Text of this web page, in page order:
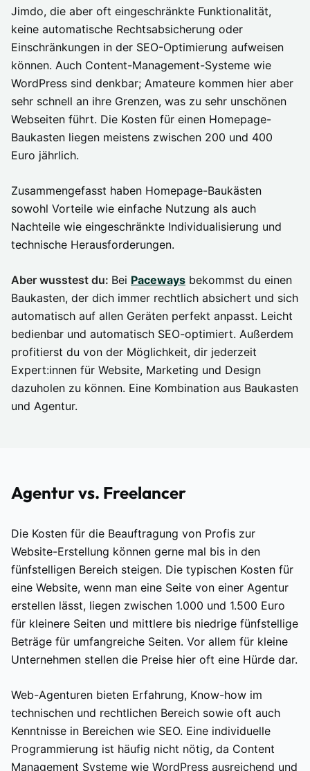
Jimdo, die aber oft eingeschränkte Funktionalität,
keine automatische Rechtsabsicherung oder
Einschränkungen in der SEO-Optimierung aufweisen
können. Auch Content-Management-Systeme wie
WordPress sind denkbar; Amateure kommen hier aber
sehr schnell an ihre Grenzen, was zu sehr unschönen
Webseiten führt. Die Kosten für einen Homepage-
Baukasten liegen meistens zwischen 200 und 400
Euro jährlich.
Zusammengefasst haben Homepage-Baukästen
sowohl Vorteile wie einfache Nutzung als auch
Nachteile wie eingeschränkte Individualisierung und
technische Herausforderungen.
Aber wusstest du: Bei Paceways bekommst du einen
Baukasten, der dich immer rechtlich absichert und sich
automatisch auf allen Geräten perfekt anpasst. Leicht
bedienbar und automatisch SEO-optimiert. Außerdem
profitierst du von der Möglichkeit, dir jederzeit
Expert:innen für Website, Marketing und Design
dazuholen zu können. Eine Kombination aus Baukasten
und Agentur.
Agentur vs. Freelancer
Die Kosten für die Beauftragung von Profis zur
Website-Erstellung können gerne mal bis in den
fünfstelligen Bereich steigen. Die typischen Kosten für
eine Website, wenn man eine Seite von einer Agentur
erstellen lässt, liegen zwischen 1.000 und 1.500 Euro
für kleinere Seiten und mittlere bis niedrige fünfstellige
Beträge für umfangreiche Seiten. Vor allem für kleine
Unternehmen stellen die Preise hier oft eine Hürde dar.
Web-Agenturen bieten Erfahrung, Know-how im
technischen und rechtlichen Bereich sowie oft auch
Kenntnisse in Bereichen wie SEO. Eine individuelle
Programmierung ist häufig nicht nötig, da Content
Management Systeme wie WordPress ausreichend und